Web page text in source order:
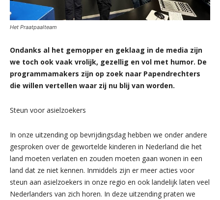
Het Praatpaalteam
Ondanks al het gemopper en geklaag in de media zijn
we toch ook vaak vrolijk, gezellig en vol met humor. De
programmamakers zijn op zoek naar Papendrechters
die willen vertellen waar zij nu blij van worden.
Steun voor asielzoekers
In onze uitzending op bevrijdingsdag hebben we onder andere
gesproken over de gewortelde kinderen in Nederland die het
land moeten verlaten en zouden moeten gaan wonen in een
land dat ze niet kennen. Inmiddels zijn er meer acties voor
steun aan asielzoekers in onze regio en ook landelijk laten veel
Nederlanders van zich horen. In deze uitzending praten we